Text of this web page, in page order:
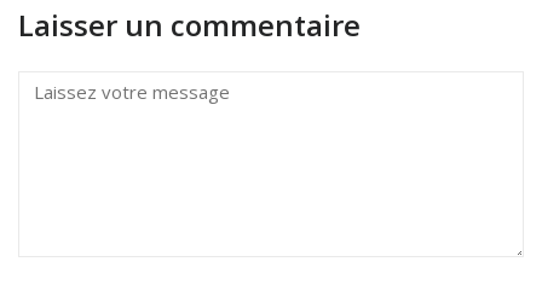
Laisser un commentaire